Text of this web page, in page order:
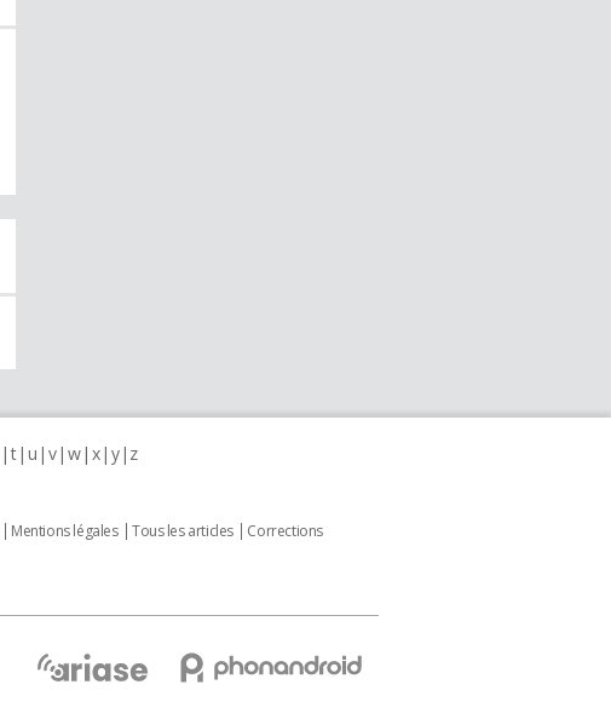
t u v w x y z
Mentions légales Tous les articles
Corrections